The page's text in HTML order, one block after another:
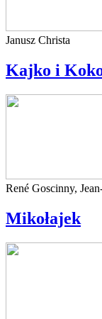
Janusz Christa
Kajko i
René Goscinny,
Mikołajek